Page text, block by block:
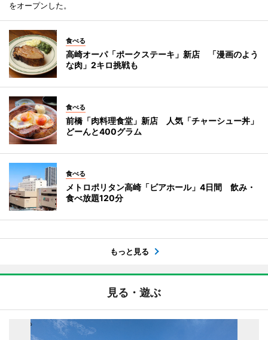
をオープンした。
食べる
高崎オーパ「ポークステーキ」新店 「漫画のよう
な肉」2キロ挑戦も
食べる
前橋「肉料理食堂」新店 人気「チャーシュー丼」
どーんと400グラム
食べる
メトロポリタン高崎「ビアホール」4日間 飲み・
食べ放題120分
もっと見る
見る・遊ぶ